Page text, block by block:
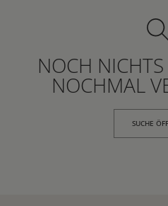
NOCH
NOCHMAL
SUCHE